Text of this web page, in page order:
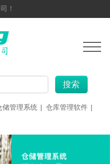
！
搜索
储管理系统 | 仓库管理软件 |